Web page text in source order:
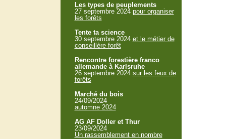
Les types de peuplements
27 septembre 2024 pour organiser
les forêts
Tente ta science
30 septembre 2024 et le métier de
conseillère forêt
Rencontre forestière franco
allemande à Karlsruhe
26 septembre 2024 sur les feux de
forêts
Marché du bois
24/09/2024
automne 2024
AG AF Doller et Thur
23/09/2024
Un rassemblement en nombre